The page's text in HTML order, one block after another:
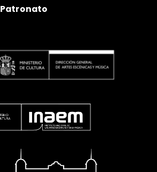
Patronato